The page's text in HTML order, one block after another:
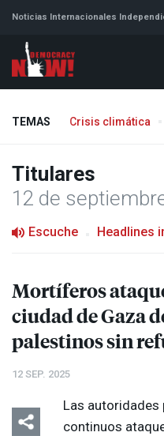
Noticias Internacionales
TEMAS Crisis climática
Titulares
12 de
Escuche Headlines
Mortíferos
ciudad de Gaza
palestinos sin
12 SEP. 2025
Las autoridades
continuos